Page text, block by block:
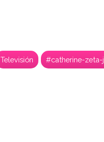
Televisión #catherine-zeta-